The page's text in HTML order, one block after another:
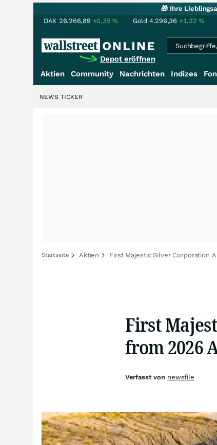
🎁 Ihre
DAX 26.266,89 +0,35% Gold 4.296,36 +1,32%
Depot eröffnen
Aktien Community Nachrichten Indizes
NEWS TICKER
Startseite Aktien First Majestic Silver Corporation
First
from 2026
Verfasst von newsfile